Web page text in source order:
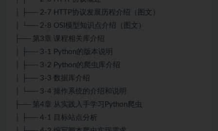
│ ├── 2-7 HTTP协议发展历程介绍（图文）
│ └── 2-8 OSI模型知识点介绍（图文）
├── 第3章 课程相关库介绍
│ ├── 3-1 Python的版本说明
│ ├── 3-2 Python的爬虫库介绍
│ ├── 3-3 数据库介绍
│ └── 3-4 操作系统的介绍和说明
├── 第4章 从实践入手学习Python爬虫
│ ├── 4-1 目标站点分析